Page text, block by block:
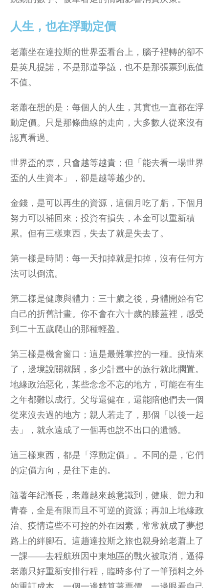
人生，也在浮動定價
老蕭坐在達拉斯的世界盃看台上，腦子裡轉的卻不
是英凡提諾，不是那道爭議，也不是那張票到底值
不值。
老蕭在想的是：每個人的人生，其實也一直都在浮
動定價。只是那條曲線的走向，大多數人從來沒有
認真看過。
世界盃的票，只會越等越貴；但「能去看一場世界
盃的人生資本」，卻是越等越少的。
金錢，是可以再生的資源，這個月吃了虧，下個月
努力可以補回來；投資有損失，本金可以重新積
累。但有三樣東西，失去了就是失去了。
第一樣是時間：每一天扣掉就是扣掉，沒有任何方
法可以倒流。
第二樣是健康與體力：三十歲之後，身體開始有它
自己的折舊計畫。你不會在六十歲的膝蓋裡，感受
到二十五歲爬山的那種輕盈。
第三樣是機會窗口：這是最難掌控的一種。疫情來
了，邊境說關就關，多少計畫中的旅行就此擱置。
地緣政治惡化，某些念念不忘的地方，可能在有生
之年都難以成行。父母還健在，還能陪他們去一個
從來沒去過的地方；親人若走了，那個「以後一起
去」，就永遠成了一個再也說不出口的遺憾。
這三樣東西，都是「浮動定價」。不同的是，它們
的定價方向，是往下走的。
隨著年紀漸長，老蕭越來越意識到，健康、體力和
青春，全是有限而且不可逆的資源；再加上地緣政
治、疫情這些不可控的外在因素，常常就成了夢想
路上的絆腳石。這趟達拉斯之旅也親身給老蕭上了
一課——去程航班因中東地區的戰火被取消，逼得
老蕭只好重新安排行程，臨時多付了一筆預料之外